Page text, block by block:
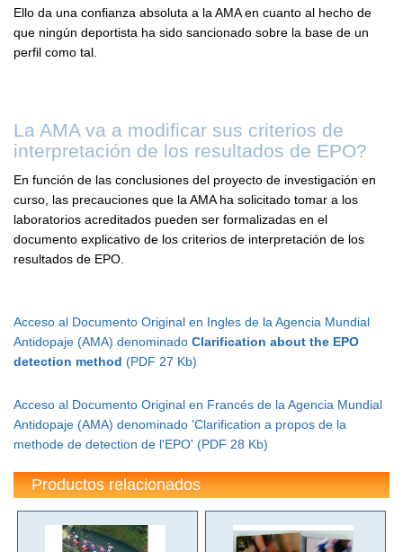
Ello da una confianza absoluta a la AMA en cuanto al hecho de
que ningún deportista ha sido sancionado sobre la base de un
perfil como tal.
La AMA va a modificar sus criterios de
interpretación de los resultados de EPO?
En función de las conclusiones del proyecto de investigación en
curso, las precauciones que la AMA ha solicitado tomar a los
laboratorios acreditados pueden ser formalizadas en el
documento explicativo de los criterios de interpretación de los
resultados de EPO.
Acceso al Documento Original en Ingles de la Agencia Mundial
Antidopaje (AMA) denominado Clarification about the EPO
detection method (PDF 27 Kb)
Acceso al Documento Original en Francés de la Agencia Mundial
Antidopaje (AMA) denominado 'Clarification a propos de la
methode de detection de l'EPO' (PDF 28 Kb)
Productos relacionados